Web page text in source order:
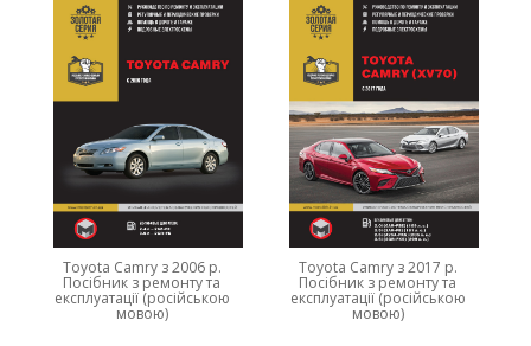
Toyota Camry з 2006 р.
Посібник з ремонту та
експлуатації (російською
мовою)
Toyota Camry з 2017 р.
Посібник з ремонту та
експлуатації (російською
мовою)